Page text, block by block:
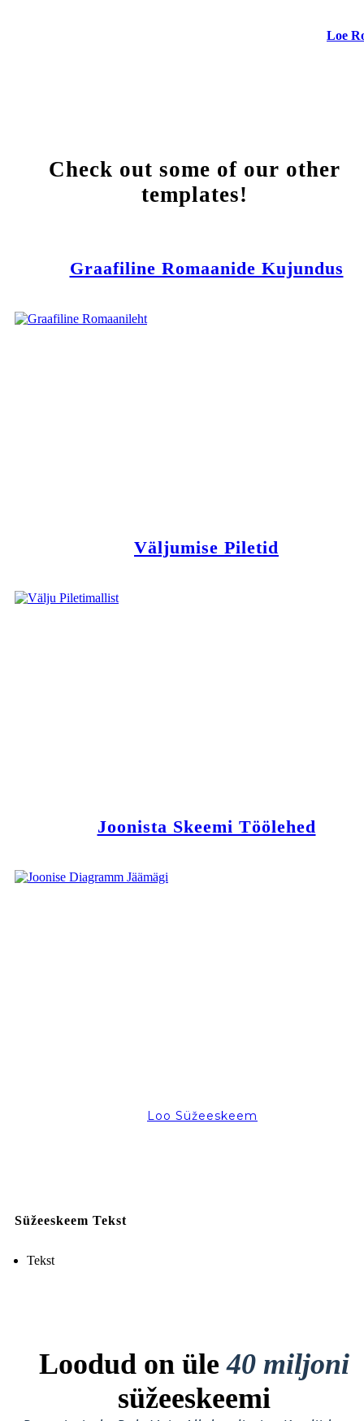
Loe
Check out some of our other
templates!
Graafiline Romaanide Kujundus
Väljumise Piletid
Joonista Skeemi Töölehed
Loo Süžeeskeem
Süžeeskeem Tekst
Tekst
Loodud on üle40 miljoni
süžeeskeemi